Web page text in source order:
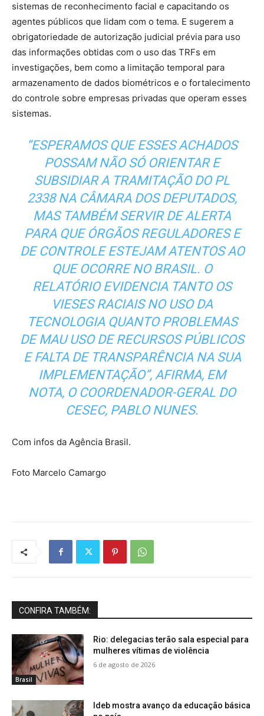
sistemas de reconhecimento facial e capacitando os
agentes públicos que lidam com o tema. E sugerem a
obrigatoriedade de autorização judicial prévia para uso
das informações obtidas com o uso das TRFs em
investigações, bem como a limitação temporal para
armazenamento de dados biométricos e o fortalecimento
do controle sobre empresas privadas que operam esses
sistemas.
“ESPERAMOS QUE ESSES ACHADOS
POSSAM NÃO SÓ ORIENTAR E
SUBSIDIAR A TRAMITAÇÃO DO PL
2338 NA CÂMARA DOS DEPUTADOS,
MAS TAMBÉM SERVIR DE ALERTA
PARA QUE ÓRGÃOS REGULADORES E
DE CONTROLE ESTEJAM ATENTOS AO
QUE OCORRE NO BRASIL. O
RELATÓRIO EVIDENCIA TANTO OS
VIESES RACIAIS NO USO DA
TECNOLOGIA QUANTO PROBLEMAS
DE MAU USO DE RECURSOS PÚBLICOS
E FALTA DE TRANSPARÊNCIA NA SUA
IMPLEMENTAÇÃO”, AFIRMA, EM
NOTA, O COORDENADOR-GERAL DO
CESEC, PABLO NUNES.
Com infos da Agência Brasil.
Foto Marcelo Camargo
CONFIRA TAMBÉM:
Brasil
Rio: delegacias terão sala especial para
mulheres vítimas de violência
6 de agosto de 2026
Ideb mostra avanço da educação básica